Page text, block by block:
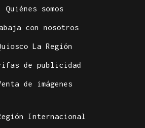
Quiénes somos
con nosotros
La Región
de publicidad
de imágenes
Internacional